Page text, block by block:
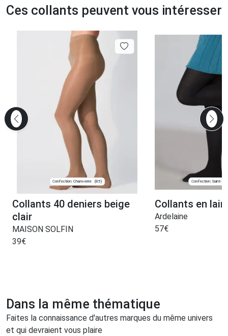
Ces collants peuvent vous intéresser
Confection: Chanverrie (85)
Collants 40 deniers beige
clair
MAISON SOLFIN
39€
Confection: Saint-
Collants en
Ardelaine
57€
Dans la même thématique
Faites la connaissance d'autres marques du même univers
et qui devraient vous plaire